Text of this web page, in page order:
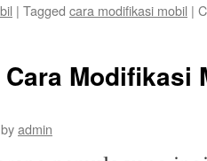
| Tagged cara modifikasi mobil |
Modifikasi
byadmin